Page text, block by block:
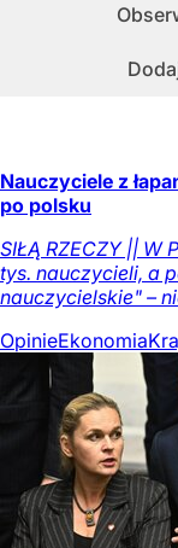
Nauczyciele z
po polsku
SIŁĄ RZECZY || W
tys. nauczycieli, a
nauczycielskie" –
OpinieEkonomia